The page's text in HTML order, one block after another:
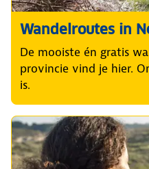
Wandelroutes in
De mooiste én gratis
provincie vind je hier.
is.